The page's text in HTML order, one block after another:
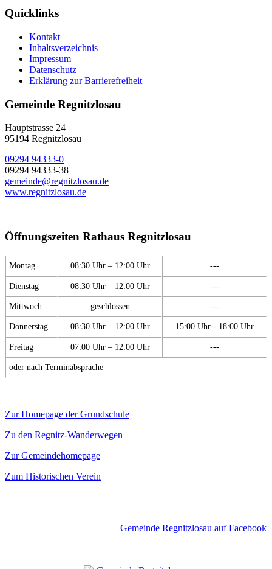
Quicklinks
Kontakt
Inhaltsverzeichnis
Impressum
Datenschutz
Erklärung zur Barrierefreiheit
Gemeinde Regnitzlosau
Hauptstrasse 24
95194 Regnitzlosau
09294 94333-0
09294 94333-38
gemeinde@regnitzlosau.de
www.regnitzlosau.de
Öffnungszeiten Rathaus Regnitzlosau
Montag 08:30 Uhr – 12:00 Uhr ---
Dienstag 08:30 Uhr – 12:00 Uhr ---
Mittwoch geschlossen ---
Donnerstag 08:30 Uhr – 12:00 Uhr 15:00 Uhr - 18:00 Uhr
Freitag 07:00 Uhr – 12:00 Uhr ---
oder nach Terminabsprache
Zur Homepage der Grundschule
Zu den Regnitz-Wanderwegen
Zur Gemeindehomepage
Zum Historischen Verein
Gemeinde Regnitzlosau auf Facebook